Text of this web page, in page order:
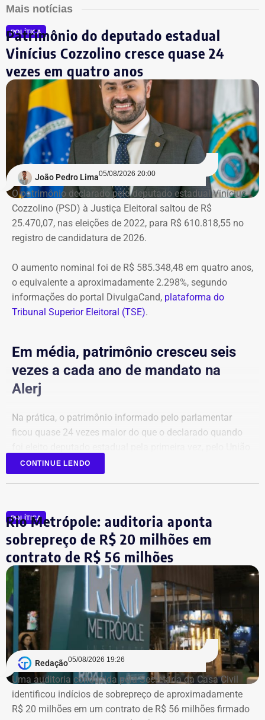
Mais notícias
POLÍTICA
Patrimônio do deputado estadual
Vinícius Cozzolino cresce quase 24
vezes em quatro anos
João Pedro Lima05/08/2026 20:00
O patrimônio declarado pelo deputado estadual Vinícius
Cozzolino (PSD) à Justiça Eleitoral saltou de R$
25.470,07, nas eleições de 2022, para R$ 610.818,55 no
registro de candidatura de 2026.
O aumento nominal foi de R$ 585.348,48 em quatro anos,
o equivalente a aproximadamente 2.298%, segundo
informações do portal DivulgaCand, plataforma do
Tribunal Superior Eleitoral (TSE).
Em média, patrimônio cresceu seis
vezes a cada ano de mandato na
Alerj
Na prática, o patrimônio informado pelo parlamentar
ficou quase 24 vezes maior do que o declarado quando
Brasil.
Agora candidato à reeleição na Assembleia Legislativa do
Rio (Alerj) pelo PSD, Cozzolino declarou mais de R$ 610
mil em bens. Entre os itens informados à Justiça Eleitoral
estão dois registros classificados genericamente como
“outros bens e direitos”, nos valores de R$ 95.985,48 e R$
97.555,75.
As declarações de bens são prestadas pelos próprios
candidatos à Justiça Eleitoral e podem considerar os
valores históricos de aquisição dos bens, e não
necessariamente seus preços de mercado.
O crescimento patrimonial, por si só, não indica a
CONTINUE LENDO
POLÍTICA
Rio Metrópole: auditoria aponta
sobrepreço de R$ 20 milhões em
contrato de R$ 56 milhões
Redação05/08/2026 19:26
Uma auditoria conduzida pela Secretaria da Casa Civil
identificou indícios de sobrepreço de aproximadamente
R$ 20 milhões em um contrato de R$ 56 milhões firmado